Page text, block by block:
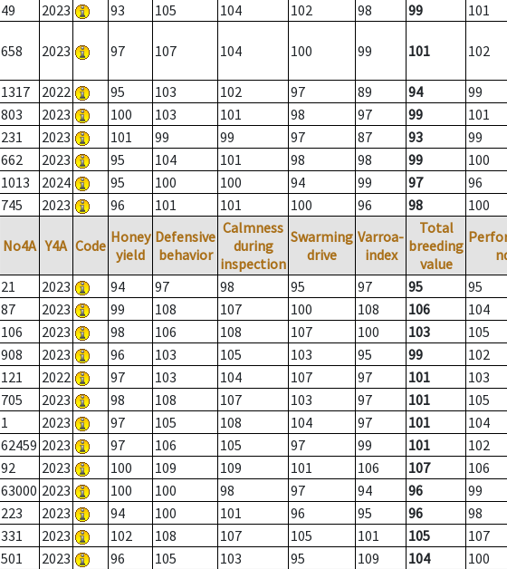
49 2023 93 105 104 102 98 99 101
658 2023 97 107 104 100 99 101 102
1317 2022 95 103 102 97 89 94
99
803 2023 100 103 101 98 97 99
101
231 2023 101 99 99 97 87 93
99
662 2023 95 104 101 98 98 99
100
1013 2024 95 100 100 94 99 97
96
745 2023 96 101 101 100 96 98 100
No4A Y4A Code Honey
yield
Defensive
behavior
Calmness
during
inspection
Swarming
drive
Varroa-
index
Total
breeding
value
21 2023 94 97 98 95 97 95
95
87 2023 99 108 107 100 108 106
104
106 2023 98 106 108 107 100 103
105
908 2023 96 103 105 103 95 99
102
121 2022 97 103 104 107 97 101
103
705 2023 98 108 107 103 97 101
105
1 2023 97 105 108 104 97 101
104
62459 2023 97 106 105 97 99 101
102
92 2023 100 109 109 101 106 107
106
63000 2023 100 100 98 97 94 96
99
223 2023 94 100 101 96 95 96
98
331 2023 102 108 107 105 101 105
107
501 2023 96 105 103 95 109 104
100